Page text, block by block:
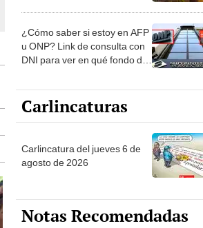
¿Cómo saber si estoy en AFP
u ONP? Link de consulta con
DNI para ver en qué fondo de
Carlincaturas
Carlincatura del jueves 6 de
agosto de 2026
Notas Recomendadas